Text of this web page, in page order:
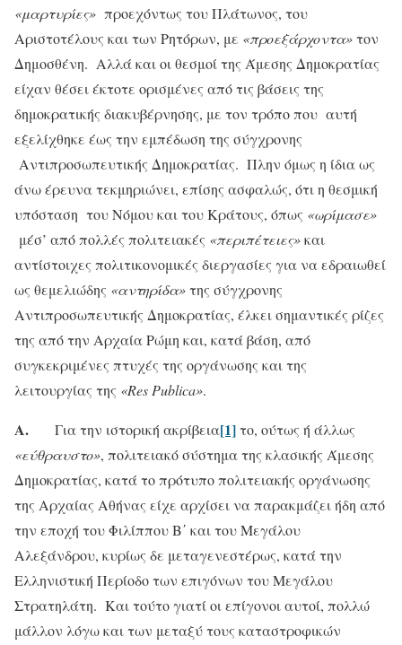
«μαρτυρίες» προεχόντως του Πλάτωνος, του
Αριστοτέλους και των Ρητόρων, με «προεξάρχοντα»τον
Δημοσθένη. Αλλά και οι θεσμοί της Άμεσης Δημοκρατίας
είχαν θέσει έκτοτε ορισμένες από τις βάσεις της
δημοκρατικής διακυβέρνησης, με τον τρόπο που αυτή
εξελίχθηκε έως την εμπέδωση της σύγχρονης
Αντιπροσωπευτικής Δημοκρατίας. Πλην όμως η ίδια ως
άνω έρευνα τεκμηριώνει, επίσης ασφαλώς, ότι η θεσμική
υπόσταση του Νόμου και του Κράτους, όπως «ωρίμασε»
μέσ’ από πολλές πολιτειακές «περιπέτειες»και
αντίστοιχες πολιτικονομικές διεργασίες για να εδραιωθεί
ως θεμελιώδης «αντηρίδα»της σύγχρονης
Αντιπροσωπευτικής Δημοκρατίας, έλκει σημαντικές ρίζες
της από την Αρχαία Ρώμη και, κατά βάση, από
συγκεκριμένες πτυχές της οργάνωσης και της
λειτουργίας της «Res Publica».
Α. Για την ιστορική ακρίβεια[1]το, ούτως ή άλλως
«εύθραυστο», πολιτειακό σύστημα της κλασικής Άμεσης
Δημοκρατίας, κατά το πρότυπο πολιτειακής οργάνωσης
της Αρχαίας Αθήνας είχε αρχίσει να παρακμάζει ήδη από
την εποχή του Φιλίππου Β΄ και του Μεγάλου
Αλεξάνδρου, κυρίως δε μεταγενεστέρως, κατά την
Ελληνιστική Περίοδο των επιγόνων του Μεγάλου
Στρατηλάτη. Και τούτο γιατί οι επίγονοι αυτοί, πολλώ
μάλλον λόγω και των μεταξύ τους καταστροφικών